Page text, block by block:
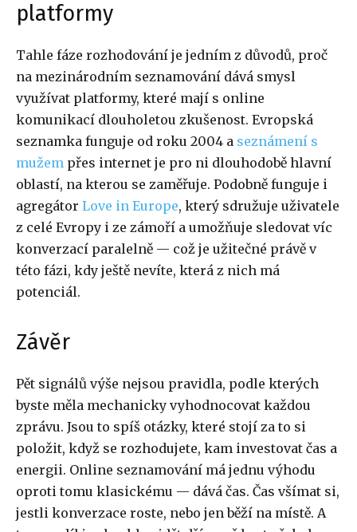
platformy
Tahle fáze rozhodování je jedním z důvodů, proč
na mezinárodním seznamování dává smysl
využívat platformy, které mají s online
komunikací dlouholetou zkušenost. Evropská
seznamka funguje od roku 2004 a seznámení s
mužem přes internet je pro ni dlouhodobě hlavní
oblastí, na kterou se zaměřuje. Podobně funguje i
agregátor Love in Europe, který sdružuje uživatele
z celé Evropy i ze zámoří a umožňuje sledovat víc
konverzací paralelně — což je užitečné právě v
této fázi, kdy ještě nevíte, která z nich má
potenciál.
Závěr
Pět signálů výše nejsou pravidla, podle kterých
byste měla mechanicky vyhodnocovat každou
zprávu. Jsou to spíš otázky, které stojí za to si
položit, když se rozhodujete, kam investovat čas a
energii. Online seznamování má jednu výhodu
oproti tomu klasickému — dává čas. Čas všímat si,
jestli konverzace roste, nebo jen běží na místě. A